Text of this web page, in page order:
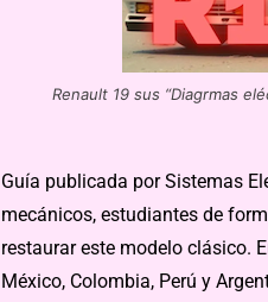
Renault 19 sus “Diagrmas
Guía publicada por Sistemas
mecánicos, estudiantes de
restaurar este modelo clásico.
México, Colombia, Perú y